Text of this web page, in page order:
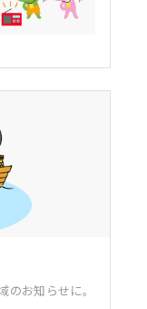
お知らせに。